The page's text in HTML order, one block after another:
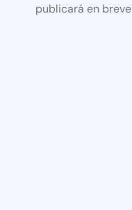
publicará en breve